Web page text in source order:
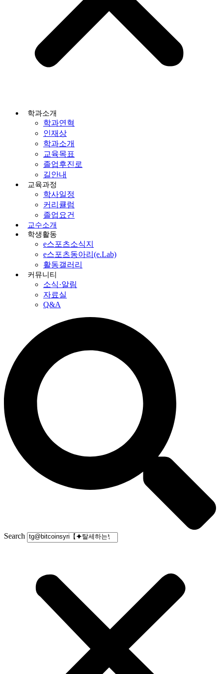
학과소개
학과연혁
인재상
학과소개
교육목표
졸업후진로
길안내
교육과정
학사일정
커리큘럼
졸업요건
교수소개
학생활동
e스포츠소식지
e스포츠동아리(e.Lab)
활동갤러리
커뮤니티
소식·알림
자료실
Q&A
Search